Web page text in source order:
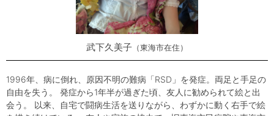
武下久美子 東海市在住
1996年、病に倒れ、原因不明の難病「RSD」を発症。両足と手足の
自由を失う。 発症から1年半が過ぎた頃、友人に勧められて絵と出
会う。 以来、自宅で闘病生活を送りながら、わずかに動く右手で絵